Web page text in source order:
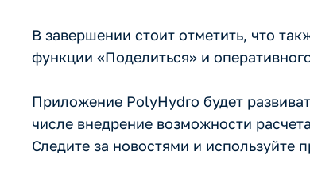
В завершении стоит отметить, что
функции «Поделиться» и
Приложение PolyHydro будет
числе внедрение возможности
Следите за новостями и используйте